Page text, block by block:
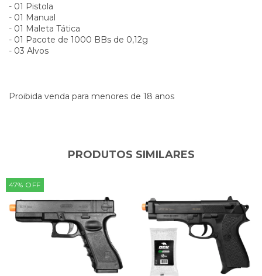
- 01 Pistola
- 01 Manual
- 01 Maleta Tática
- 01 Pacote de 1000 BBs de 0,12g
- 03 Alvos
Proibida venda para menores de 18 anos
PRODUTOS SIMILARES
47% OFF